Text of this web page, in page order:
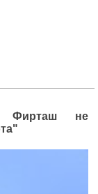
Фирташ не